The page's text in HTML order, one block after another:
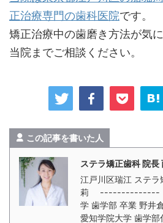
正治療専門の歯科医院です。
矯正治療中の歯磨き方法が気
当院までご相談ください。
この記事を書いた人
ステラ矯正歯科 院長
江戸川区瑞江 ステ
莉 --------------
学 歯学部 卒業 野
愛知学院大学 歯学